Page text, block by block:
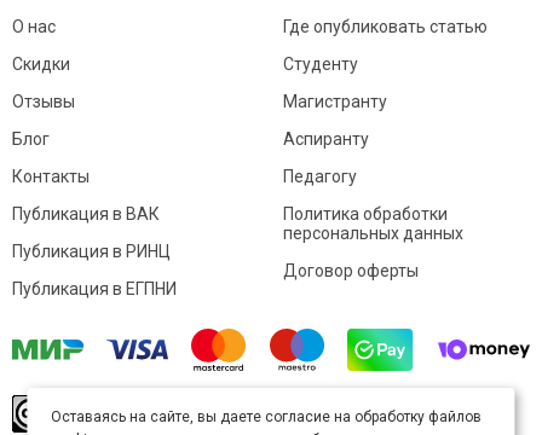
О нас
Скидки
Отзывы
Блог
Контакты
Где опубликовать статью
Студенту
Магистранту
Аспиранту
Педагогу
Публикация в ВАК
Публикация в РИНЦ
Публикация в ЕГПНИ
Политика обработки
персональных данных
Договор оферты
произведение доступно полицензии Creative
Оставаясь на сайте, вы даете согласие на обработку файлов